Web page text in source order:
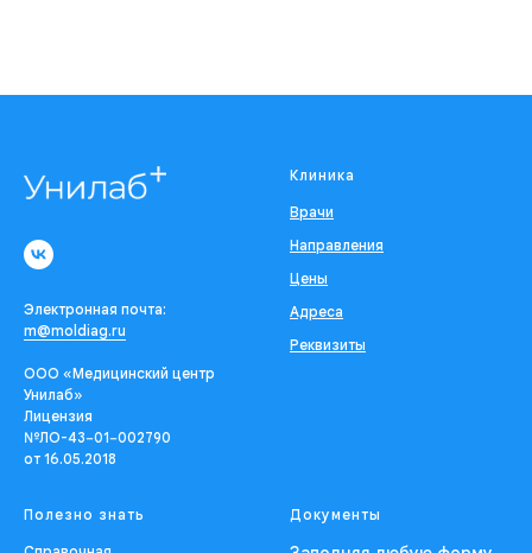
Электронная почта:
m@moldiag.ru
ООО «Медицинский центр
Унилаб»
Лицензия
№ЛО-43−01−002790
от 16.05.2018
Клиника
Врачи
Направления
Цены
Адреса
Реквизиты
Полезно знать Документы